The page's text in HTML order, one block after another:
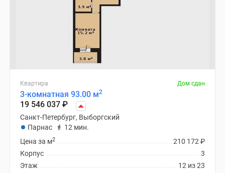
Квартира Дом сдан
3-комнатная 93.00 м2
19 546 037 ₽
Санкт-Петербург, Выборгский
Парнас
12 мин.
210 172 ₽
Цена за м2
3
Корпус
12 из 23
Этаж